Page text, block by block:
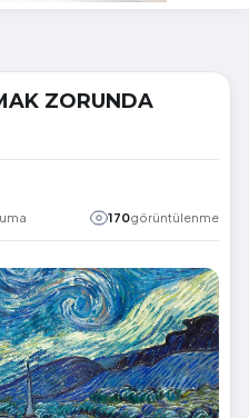
ZORUNDA
170görüntülenme